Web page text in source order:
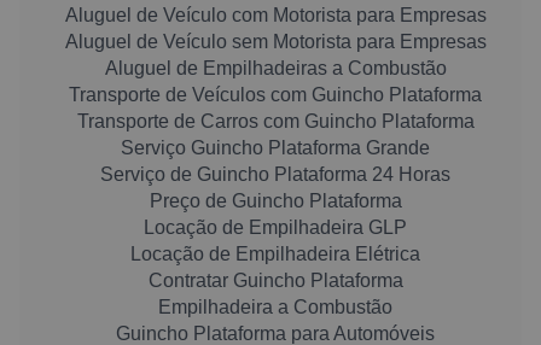
Aluguel de Veículo com Motorista para Empresas
Aluguel de Veículo sem Motorista para Empresas
Aluguel de Empilhadeiras a Combustão
Transporte de Veículos com Guincho Plataforma
Transporte de Carros com Guincho Plataforma
Serviço Guincho Plataforma Grande
Serviço de Guincho Plataforma 24 Horas
Preço de Guincho Plataforma
Locação de Empilhadeira GLP
Locação de Empilhadeira Elétrica
Contratar Guincho Plataforma
Empilhadeira a Combustão
Guincho Plataforma para Automóveis